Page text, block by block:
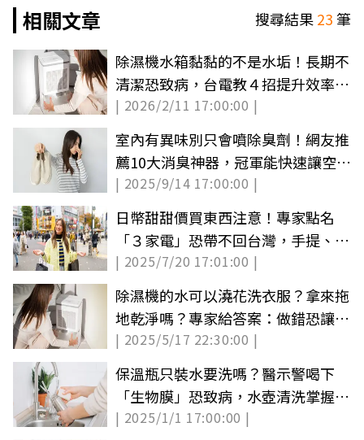
相關文章
搜尋結果23筆
除濕機水箱黏黏的不是水垢！長期不
清潔恐致病，台電教４招提升效率又
省電
| 2026/2/11 17:00:00 |
室內有異味別只會噴除臭劑！網友推
薦10大消臭神器，冠軍能快速讓空氣
清新
| 2025/9/14 17:00:00 |
日幣甜甜價買東西注意！專家點名
「３家電」恐帶不回台灣，手提、託
運都不行
| 2025/7/20 17:01:00 |
除濕機的水可以澆花洗衣服？拿來拖
地乾淨嗎？專家給答案：做錯恐讓細
菌殘留
| 2025/5/17 22:30:00 |
保溫瓶只裝水要洗嗎？醫示警喝下
「生物膜」恐致病，水壺清洗掌握２
重點（中獎公布）
| 2025/1/1 17:00:00 |